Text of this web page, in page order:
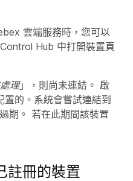
雲端服務時，您可以
Hub 中打開裝置頁
理」，則尚未連結。 啟
的。系統會嘗試連結到
期。 若在此期間該裝置
註冊的裝置